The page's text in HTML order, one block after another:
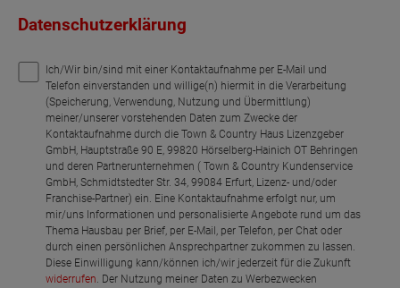
Datenschutzerklärung
Ich/Wir bin/sind mit einer Kontaktaufnahme per E-Mail und
Telefon einverstanden und willige(n) hiermit in die Verarbeitung
(Speicherung, Verwendung, Nutzung und Übermittlung)
meiner/unserer vorstehenden Daten zum Zwecke der
Kontaktaufnahme durch die Town & Country Haus Lizenzgeber
GmbH, Hauptstraße 90 E, 99820 Hörselberg-Hainich OT Behringen
und deren Partnerunternehmen ( Town & Country Kundenservice
GmbH, Schmidtstedter Str. 34, 99084 Erfurt, Lizenz- und/oder
Franchise-Partner) ein. Eine Kontaktaufnahme erfolgt nur, um
mir/uns Informationen und personalisierte Angebote rund um das
Thema Hausbau per Brief, per E-Mail, per Telefon, per Chat oder
durch einen persönlichen Ansprechpartner zukommen zu lassen.
Diese Einwilligung kann/können ich/wir jederzeit für die Zukunft
widerrufen. Der Nutzung meiner Daten zu Werbezwecken